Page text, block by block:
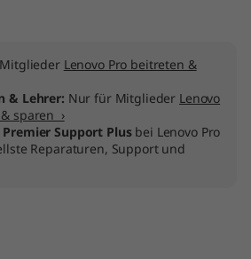
Lenovo Pro beitreten &
& Lehrer: Nur für Mitglieder Lenovo
sparen ›
Premier Support Plusbei Lenovo Pro
Reparaturen, Support und